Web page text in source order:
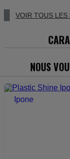
VOIR TOUS LES
NOUS